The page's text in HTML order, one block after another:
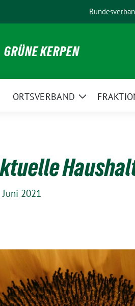
GRÜNE KERPEN
ORTSVERBAND
Zeige
Juni 2021